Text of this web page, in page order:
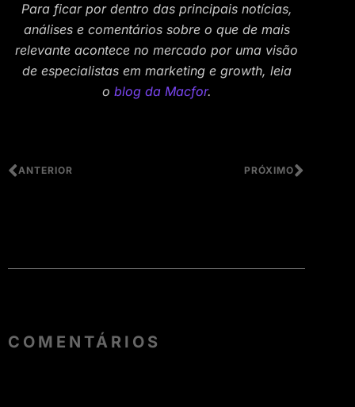
Para ficar por dentro das principais notícias,
análises e comentários sobre o que de mais
relevante acontece no mercado por uma visão
de especialistas em marketing e growth, leia
o blog da Macfor.
ANTERIOR PRÓXIMO
COMENTÁRIOS